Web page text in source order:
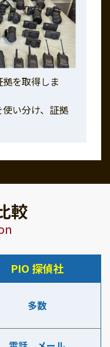
を取得しま
い分け、証拠
較
PIO 探偵社
多数